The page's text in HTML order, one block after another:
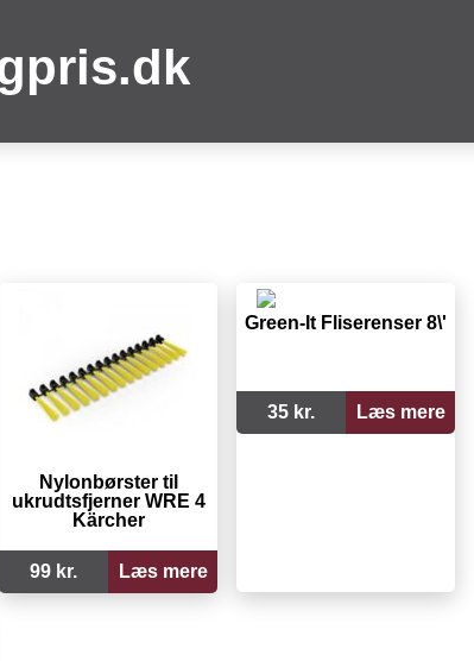
Nylonbørster til
ukrudtsfjerner WRE 4
Kärcher
99 kr. Læs mere
Green-It Fliserenser 8\'
35 kr. Læs mere